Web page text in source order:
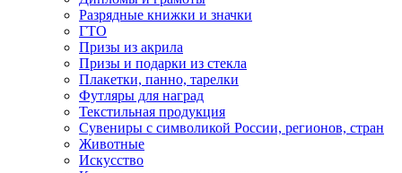
Разрядные книжки и значки
ГТО
Призы из акрила
Призы и подарки из стекла
Плакетки, панно, тарелки
Футляры для наград
Текстильная продукция
Сувениры с символикой России, регионов, стран
Животные
Искусство